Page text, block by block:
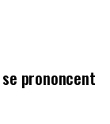
prononcent